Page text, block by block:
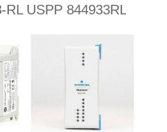
USPP 844933RL